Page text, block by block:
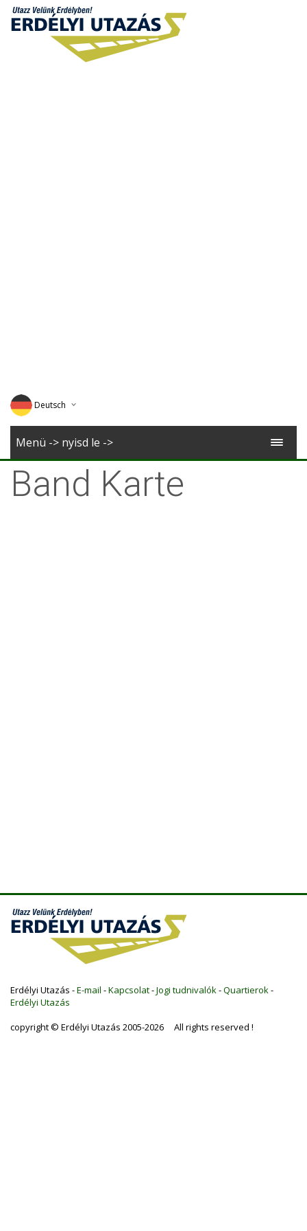
Deutsch
English
Romana
Menü -> nyisd le ->
Band Karte
Erdélyi Utazás -E-mail -Kapcsolat-Jogi tudnivalók-Quartierok-
Erdélyi Utazás
copyright © Erdélyi Utazás 2005-2026 All rights reserved !